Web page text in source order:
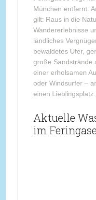
München entfernt.
gilt: Raus in die
Wandererlebnisse
ländliches
bewaldetes Ufer,
große Sandstrände
einer erholsamen
oder Windsurfer –
einen Lieblingsplatz.
Aktuelle
im